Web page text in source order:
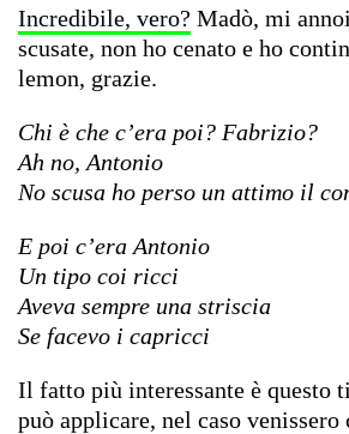
Incredibile, vero? Madò, mi
scusate, non ho cenato e ho
lemon, grazie.
Chi è che c’era poi? Fabrizio?
Ah no, Antonio
No scusa ho perso un attimo il
E poi c’era Antonio
Un tipo coi ricci
Aveva sempre una striscia
Se facevo i capricci
Il fatto più interessante è questo
può applicare, nel caso venissero